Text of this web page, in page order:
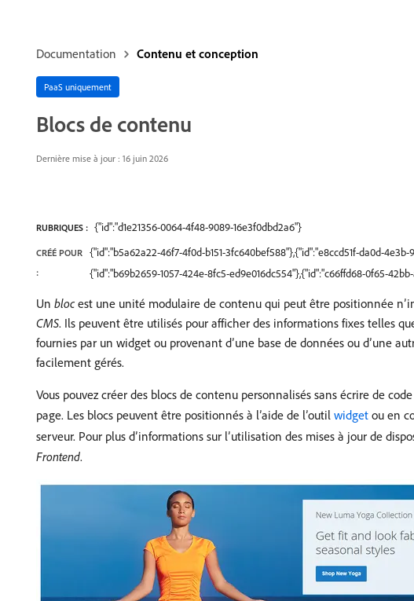
Documentation Contenu et conception
PaaS uniquement
Blocs de contenu
Dernière mise à jour : 16 juin 2026
RUBRIQUES : {"id":"d1e21356-0064-4f48-9089-16e3f0dbd2a6"}
CRÉÉ POUR
:
{"id":"b5a62a22-46f7-4f0d-b151-3fc640bef588"},{"id":"e8ccd51f-da0d-
{"id":"b69b2659-1057-424e-8fc5-ed9e016dc554"},{"id":"c66ffd68-0f65-
Un bloc est une unité modulaire de contenu qui peut être positionnée
CMS. Ils peuvent être utilisés pour afficher des informations fixes telles
fournies par un widget ou provenant d’une base de données ou d’une
facilement gérés.
Vous pouvez créer des blocs de contenu personnalisés sans écrire de
page. Les blocs peuvent être positionnés à l’aide de l’outil widget ou en
serveur. Pour plus d’informations sur l’utilisation des mises à jour de
Frontend.